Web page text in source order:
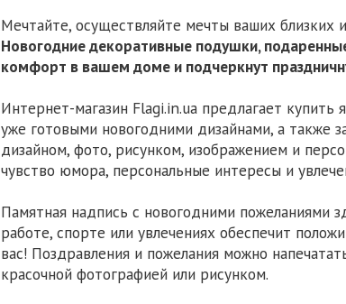
Мечтайте, осуществляйте мечты ваших близких
Новогодние декоративные подушки,
комфорт в вашем доме и подчеркнут
Интернет-магазин Flagi.in.ua предлагает
уже готовыми новогодними дизайнами, а также
дизайном, фото, рисунком, изображением и
чувство юмора, персональные интересы и
Памятная надпись с новогодними пожеланиями
работе, спорте или увлечениях обеспечит
вас! Поздравления и пожелания можно
красочной фотографией или рисунком.